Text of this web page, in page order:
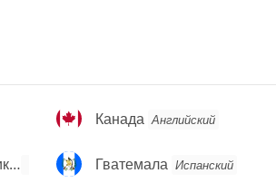
Канада
Канада Английский
Доминиканская Республика Испанский Гватемала
Гватемала Испанский